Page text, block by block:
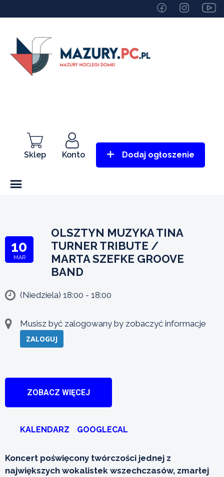
Sklep Konto Dodaj ogłoszenie
10
MAR
OLSZTYN MUZYKA TINA
TURNER TRIBUTE /
MARTA SZEFKE GROOVE
BAND
(Niedziela) 18:00 - 18:00
Musisz być zalogowany by zobaczyć informacje
ZALOGUJ
ZOBACZ WIĘCEJ
KALENDARZ GOOGLECAL
Koncert poświęcony twórczości jednej z
największych wokalistek wszechczasów, zmarłej